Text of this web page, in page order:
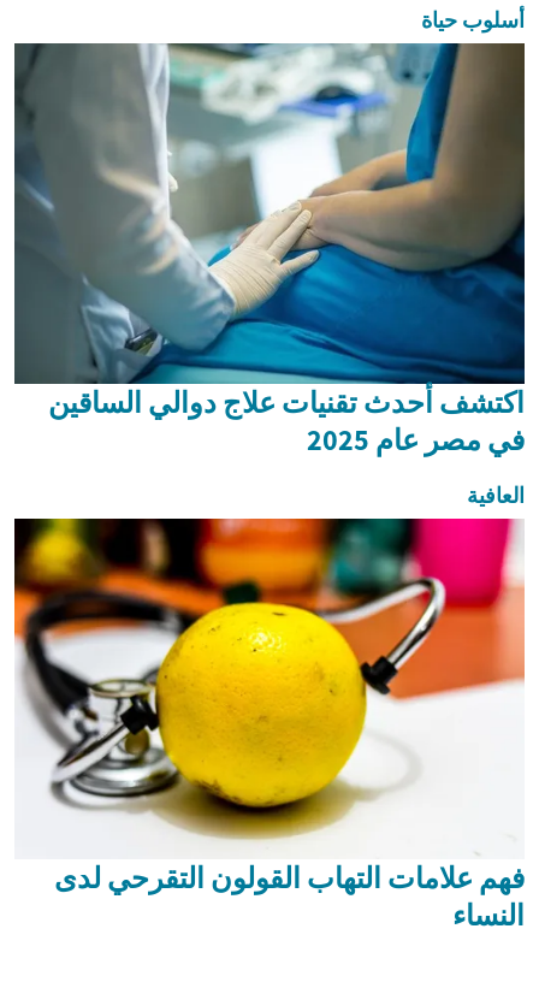
أسلوب حياة
اكتشف أحدث تقنيات علاج دوالي الساقين
في مصر عام 2025
العافية
فهم علامات التهاب القولون التقرحي لدى
النساء